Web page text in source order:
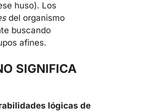
huso). Los
del organismo
buscando
afines.
SIGNIFICA
lógicas de